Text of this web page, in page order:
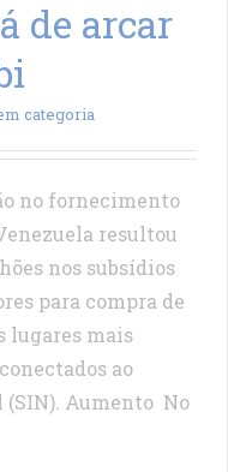
de arcar
categoria
no fornecimento
resultou
nos subsídios
para compra de
lugares mais
ao
Aumento No